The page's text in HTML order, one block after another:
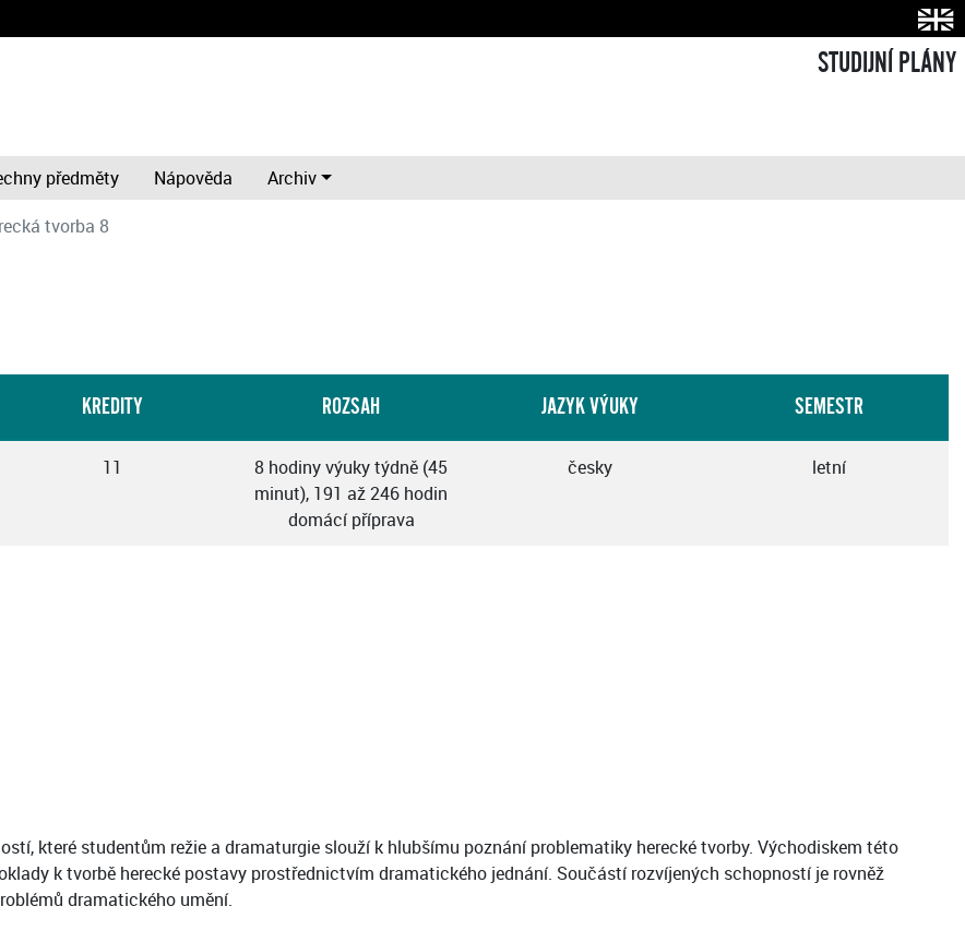
STUDIJNÍ PLÁNY
předměty Nápověda
Archiv
tvorba 8
KREDITY ROZSAH JAZYK VÝUKY SEMESTR
11
8 hodiny výuky týdně (45
minut), 191 až 246 hodin
domácí příprava
česky letní
které studentům režie a dramaturgie slouží k hlubšímu poznání problematiky herecké tvorby. Východiskem této
k tvorbě herecké postavy prostřednictvím dramatického jednání. Součástí rozvíjených schopností je rovněž
dramatického umění.